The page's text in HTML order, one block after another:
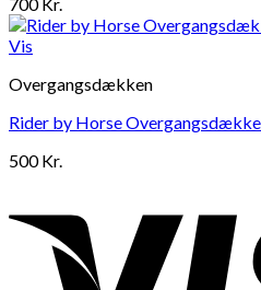
Vis
Overgangsdækken
Rider by Horse
500Kr.